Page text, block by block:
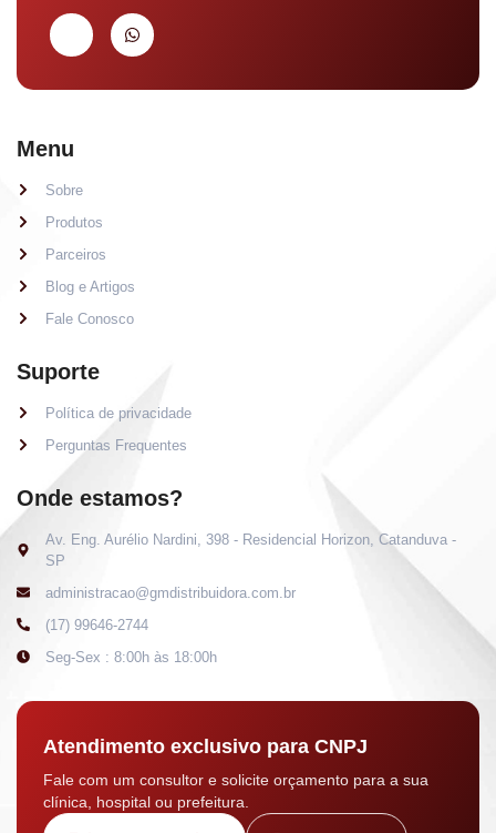
Menu
Sobre
Produtos
Parceiros
Blog e Artigos
Fale Conosco
Suporte
Política de privacidade
Perguntas Frequentes
Onde estamos?
Av. Eng. Aurélio Nardini, 398 - Residencial Horizon, Catanduva -
SP
administracao@gmdistribuidora.com.br
(17) 99646-2744
Seg-Sex : 8:00h às 18:00h
Atendimento exclusivo para CNPJ
Fale com um consultor e solicite orçamento para a sua
clínica, hospital ou prefeitura.